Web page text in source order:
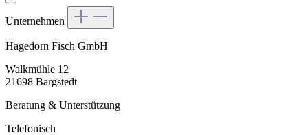
Unternehmen
Hagedorn Fisch GmbH
Walkmühle 12
21698 Bargstedt
Beratung & Unterstützung
Telefonisch